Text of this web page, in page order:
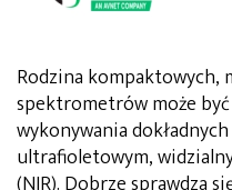
Rodzina kompaktowych,
spektrometrów może
wykonywania
ultrafioletowym,